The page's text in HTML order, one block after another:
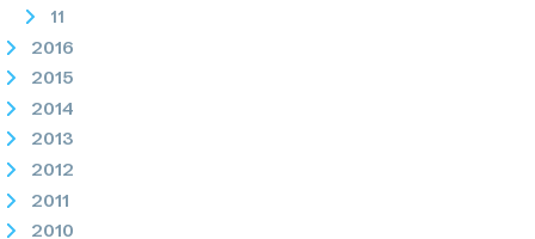
11
2016
2015
2014
2013
2012
2011
2010